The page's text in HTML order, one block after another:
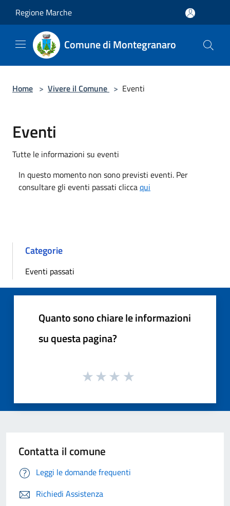
Regione Marche
Comune di Montegranaro
Home > Vivere il Comune > Eventi
Eventi
Tutte le informazioni su eventi
In questo momento non sono previsti eventi. Per
consultare gli eventi passati cliccaqui
Categorie
Eventi passati
Quanto sono chiare le informazioni
su questa pagina?
Contatta il comune
Leggi le domande frequenti
Richiedi Assistenza